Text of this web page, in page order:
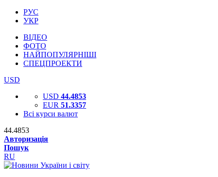
РУС
УКР
ВІДЕО
ФОТО
НАЙПОПУЛЯРНІШІ
СПЕЦПРОЕКТИ
USD
USD 44.4853
EUR 51.3357
Всі курси валют
44.4853
Авторизація
Пошук
RU